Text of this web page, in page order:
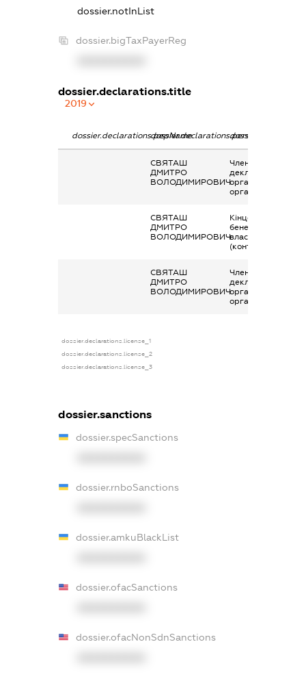
dossier.notInList
dossier.bigTaxPayerReg
dossier.declarations.title
2019
dossier.declarations.pepNamedossier.declarations.personName
СВЯТАШ
ДМИТРО
ВОЛОДИМИРОВИЧ
Членство суб’єкта
декларування в
організаціях та їх
органах
СВЯТАШ
ДМИТРО
ВОЛОДИМИРОВИЧ
Кінцевий
бенефіціарний
власник
(контролер)
СВЯТАШ
ДМИТРО
ВОЛОДИМИРОВИЧ
Членство суб’єкта
декларування в
організаціях та їх
органах
dossier.declarations.license_1
dossier.declarations.license_2
dossier.declarations.license_3
dossier.sanctions
dossier.specSanctions
dossier.rnboSanctions
dossier.amkuBlackList
dossier.ofacSanctions
dossier.ofacNonSdnSanctions